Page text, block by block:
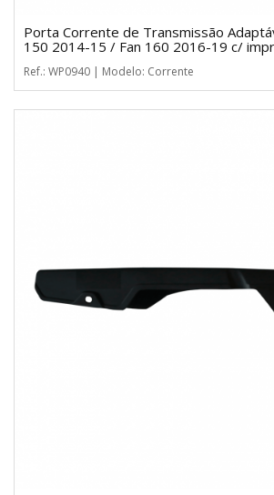
Porta Corrente de Transmissão
150 2014-15 / Fan 160 2016-19 c/
Ref.: WP0940 | Modelo: Corrente